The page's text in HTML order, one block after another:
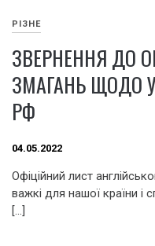
РІЗНЕ
ЗВЕРНЕННЯ ДО
ЗМАГАНЬ ЩОДО
РФ
04.05.2022
Офіційний лист
важкі для нашої країни і
[…]